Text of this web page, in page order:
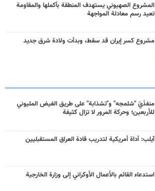
المشروع الصهيوني يستهدف المنطقة بأكملها والمقاومة
تعيد رسم معادلة المواجهة
مشروع كسر إيران قد سقط، وبدأت ولادة شرق جديد
منفذَيّ "شلمجه" و"تشذابة" على طريق الفيض المليوني
للأربعين؛ وحركة المرور لا تزال كثيفة
آيلب: أداة أمريكية لتدريب قادة العراق المستقبليين
استدعاء القائم بالأعمال الأوكراني إلى وزارة الخارجية